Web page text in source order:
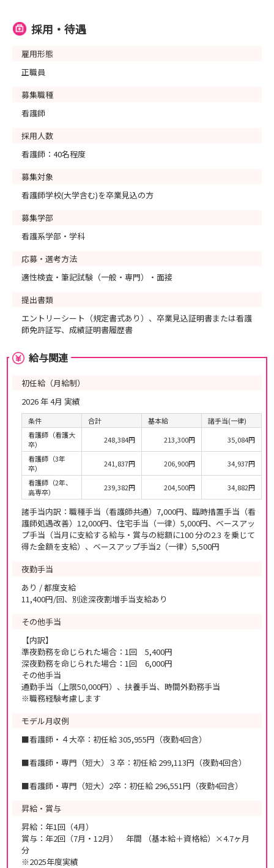
採用・待遇
雇用形態
正職員
募集職種
看護師
採用人数
看護師：40名程度
募集対象
看護師学校(大学含む)を卒業見込の方
募集学部
看護系学部・学科
応募・選考方法
適性検査・筆記試験（一般・専門）・面接
提出書類
エントリーシート（規定書式あり）、卒業見込証明書または看護
師免許証写、成績証明書履歴書
給与関連
初任給（月給制）
2026 年 4月 実績
条件 合計 基本給
諸手当(一律)
看護師（看護大
卒）
248,384円 213,300円
35,084円
看護師（3年
卒）
241,837円 206,900円
34,937円
看護師（2年、
高専卒）
239,382円 204,500円 34,882円
諸手当内訳：職種手当（看護師共通）7,000円、臨時措置手当（看
護師処遇改善）12,000円、住宅手当（一律）5,000円、ベースアッ
プ手当（当月に支給する給与・賞与の総額に100 分の2.3 を乗じて
得た金額を支給）、ベースアップ手当2（一律）5,500円
夜勤手当
あり / 都度支給
11,400円/回、別途深夜割増手当支給あり
その他手当
【内訳】
準夜勤務を命じられた場合：1回 5,400円
深夜勤務を命じられた場合：1回 6,000円
その他手当
通勤手当（上限50,000円）、扶養手当、時間外勤務手当
※職務経験考慮します
モデル月収例
■看護師・４大卒：初任給 305,955円（夜勤4回含）
■看護師・専門（短大）３卒：初任給 299,113円（夜勤4回含）
■看護師・専門（短大）2卒：初任給 296,551円（夜勤4回含）
昇給・賞与
昇給：年1回（4月）
賞与：年2回（7月・12月） 年間 （基本給＋資格給）×4.7ヶ月
分
※2025年度実績